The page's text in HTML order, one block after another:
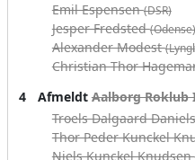
Emil Espensen(DSR)
Jesper Fredsted(Odense)
Alexander Modest
Christian Thor
4 AfmeldtAalborg Roklub
Troels Dalgaard
Thor Peder Kunckel
Niels Kunckel Knudsen